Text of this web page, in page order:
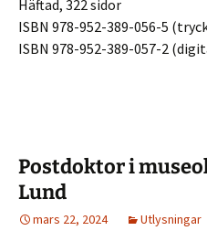
Häftad, 322 sidor
ISBN 978-952-389-056-5
ISBN 978-952-389-057-2
Postdoktor i
Lund
mars 22, 2024 Utlysningar